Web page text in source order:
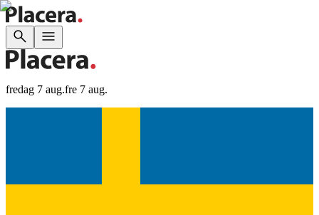
fredag 7 aug.fre 7 aug.